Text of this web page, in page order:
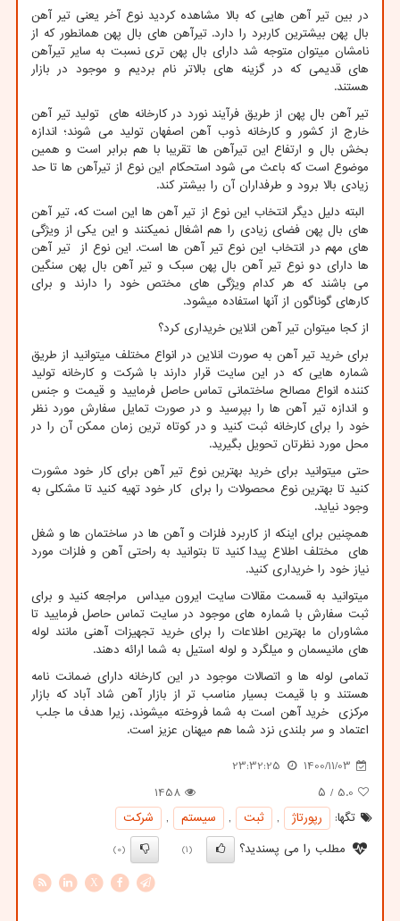
در بین تیر آهن هایی که بالا مشاهده کردید نوع آخر یعنی تیر آهن
بال پهن بیشترین کاربرد را دارد. تیرآهن های بال پهن همانطور که از
نامشان میتوان متوجه شد دارای بال پهن تری نسبت به سایر تیرآهن
های قدیمی که در گزینه های بالاتر نام بردیم و موجود در بازار
هستند.
تیر آهن بال پهن از طریق فرآیند نورد در کارخانه های تولید تیر آهن
خارج از کشور و کارخانه ذوب آهن اصفهان تولید می شوند؛ اندازه
بخش بال و ارتفاع این تیرآهن ها تقریبا با هم برابر است و همین
موضوع است که باعث می شود استحکام این نوع از تیرآهن ها تا حد
زیادی بالا برود و طرفداران آن را بیشتر کند.
البته دلیل دیگر انتخاب این نوع از تیر آهن ها این است که، تیر آهن
های بال پهن فضای زیادی را هم اشغال نمیکنند و این یکی از ویژگی
های مهم در انتخاب این نوع تیر آهن ها است. این نوع از تیر آهن
ها دارای دو نوع تیر آهن بال پهن سبک و تیر آهن بال پهن سنگین
می باشند که هر کدام ویژگی های مختص خود را دارند و برای
کارهای گوناگون از آنها استفاده میشود.
از کجا میتوان تیر آهن انلاین خریداری کرد؟
برای خرید تیر آهن به صورت انلاین در انواع مختلف میتوانید از طریق
شماره هایی که در این سایت قرار دارند با شرکت و کارخانه تولید
کننده انواع مصالح ساختمانی تماس حاصل فرمایید و قیمت و جنس
و اندازه تیر آهن ها را بپرسید و در صورت تمایل سفارش مورد نظر
خود را برای کارخانه ثبت کنید و در کوتاه ترین زمان ممکن آن را در
محل مورد نظرتان تحویل بگیرید.
حتی میتوانید برای خرید بهترین نوع تیر آهن برای کار خود مشورت
کنید تا بهترین نوع محصولات را برای کار خود تهیه کنید تا مشکلی به
وجود نیاید.
همچنین برای اینکه از کاربرد فلزات و آهن ها در ساختمان ها و شغل
های مختلف اطلاع پیدا کنید تا بتوانید به راحتی آهن و فلزات مورد
نیاز خود را خریداری کنید.
میتوانید به قسمت مقالات سایت ایرون میداس مراجعه کنید و برای
ثبت سفارش با شماره های موجود در سایت تماس حاصل فرمایید تا
مشاوران ما بهترین اطلاعات را برای خرید تجهیزات آهنی مانند لوله
های مانیسمان و میلگرد و لوله استیل به شما ارائه دهند.
تمامی لوله ها و اتصالات موجود در این کارخانه دارای ضمانت نامه
هستند و با قیمت بسیار مناسب تر از بازار آهن شاد آباد که بازار
مرکزی خرید آهن است به شما فروخته میشوند، زیرا هدف ما جلب
اعتماد و سر بلندی نزد شما هم میهنان عزیز است.
1400/11/03
23:32:25
5.0 / ۵
1458
تگها:
رپورتاژ , ثبت , سیستم ,
شركت
مطلب را می پسندید؟
(1)
(0)
X